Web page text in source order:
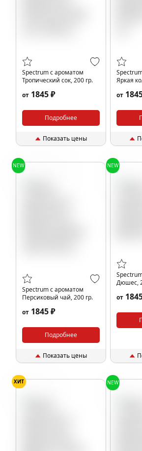
Spectrum с ароматом
Тропический сок, 200 гр.
от 1845 ₽
Подробнее
Показать цены
Яркая
от
NEW
Spectrum с ароматом
Персиковый чай, 200 гр.
от 1845 ₽
Подробнее
Показать цены
NEW
Дюшес,
от
ХИТ
NEW